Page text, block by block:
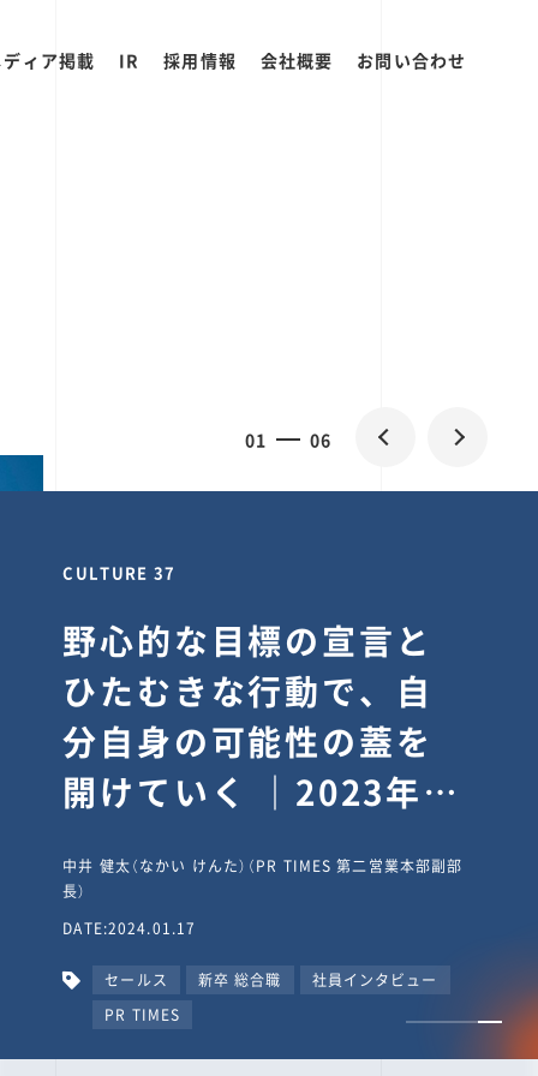
ィア掲載 IR 採用情報 会社概要 お問い合わせ
02 06
CULTURE 30
逆境では自分のスタン
スを変え“予想を裏切
り、期待を超える”【真
輔塾・前編】
山田真輔（やまだ しんすけ）（執行役員 兼 Jooto事業部
長）
DATE:2023.09.08
カルチャー CxO キャリア入社 Jooto